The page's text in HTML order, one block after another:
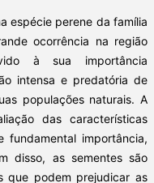
espécie perene da família
ocorrência na região
à sua importância
intensa e predatória de
populações naturais. A
das características
importância,
disso, as sementes são
que podem prejudicar as